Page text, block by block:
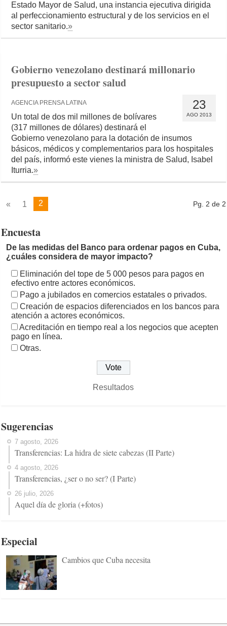
Estado Mayor de Salud, una instancia ejecutiva dirigida
al perfeccionamiento estructural y de los servicios en el
sector sanitario.»
Gobierno venezolano destinará millonario
presupuesto a sector salud
23
AGO 2013
AGENCIA PRENSA LATINA
Un total de dos mil millones de bolívares
(317 millones de dólares) destinará el
Gobierno venezolano para la dotación de insumos
básicos, médicos y complementarios para los hospitales
del país, informó este vienes la ministra de Salud, Isabel
Iturria.»
Pg. 2 de 2
« 1 2
Encuesta
De las medidas del Banco para ordenar pagos en Cuba,
¿cuáles considera de mayor impacto?
Eliminación del tope de 5 000 pesos para pagos en
efectivo entre actores económicos.
Pago a jubilados en comercios estatales o privados.
Creación de espacios diferenciados en los bancos para
atención a actores económicos.
Acreditación en tiempo real a los negocios que acepten
pago en línea.
Otras.
Resultados
Sugerencias
7 agosto, 2026
Transferencias: La hidra de siete cabezas (II Parte)
4 agosto, 2026
Transferencias, ¿ser o no ser? (I Parte)
26 julio, 2026
Aquel día de gloria (+fotos)
Especial
Cambios que Cuba necesita